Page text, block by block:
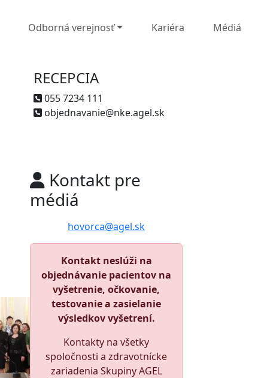
Odborná verejnosť Kariéra Médiá
RECEPCIA
055 7234 111
objednavanie@nke.agel.sk
Kontakt pre
médiá
hovorca@agel.sk
Kontakt neslúži na
objednávanie pacientov na
vyšetrenie, očkovanie,
testovanie a zasielanie
výsledkov vyšetrení.
Kontakty na všetky
spoločnosti a zdravotnícke
zariadenia Skupiny AGEL